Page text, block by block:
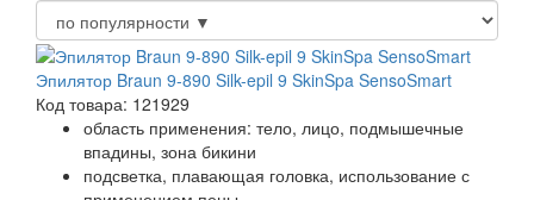
Эпилятор Braun 9-890 Silk-epil 9 SkinSpa SensoSmart
Код товара: 121929
область применения: тело, лицо, подмышечные
впадины, зона бикини
подсветка, плавающая головка, использование с